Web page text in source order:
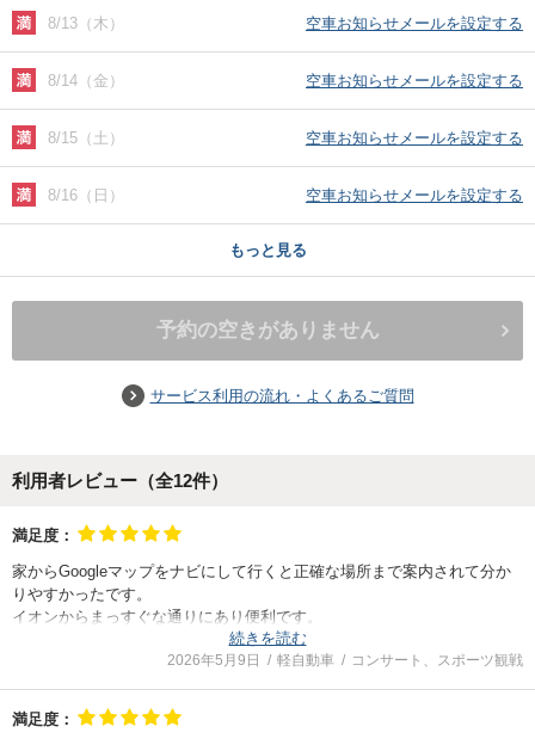
8/13（木） 空車お知らせメールを設定する
8/14（金） 空車お知らせメールを設定する
8/15（土） 空車お知らせメールを設定する
8/16（日） 空車お知らせメールを設定する
もっと見る
予約の空きがありません
サービス利用の流れ・よくあるご質問
利用者レビュー（全12件）
満足度：
家からGoogleマップをナビにして行くと正確な場所まで案内されて分か
りやすかったです。
イオンからまっすぐな通りにあり便利です。
土曜日だったので目の前の大通りが渋滞しており、出るのに少しだけ手
間取ったけどしょうがないかもしれません。
また利用したいけど、なかなか取れなさそうです。
続きを読む
2026年5月9日 軽自動車 コンサート、スポーツ観戦
満足度：